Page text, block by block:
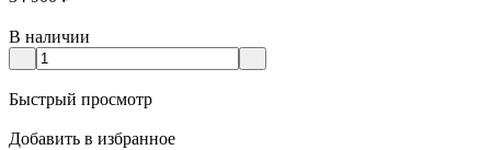
В наличии
Быстрый просмотр
Добавить в избранное